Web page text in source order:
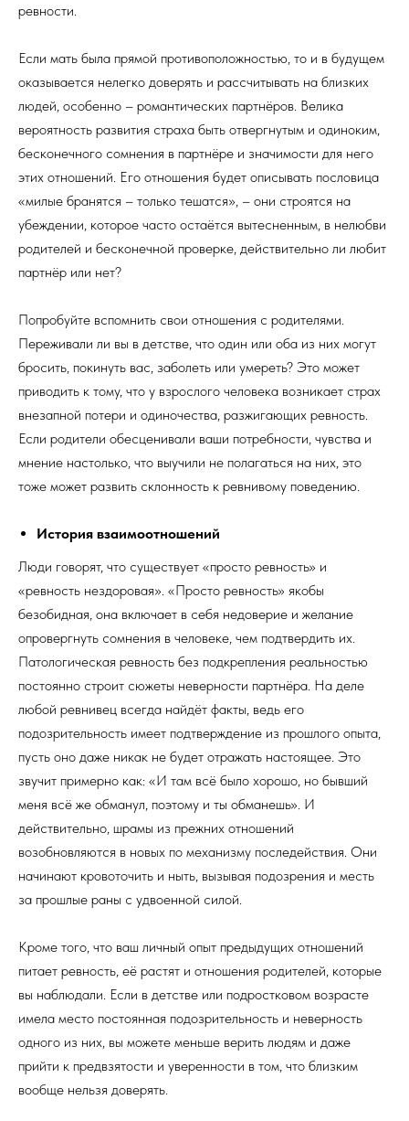
ревности.
Если мать была прямой противоположностью, то и в будущем
оказывается нелегко доверять и рассчитывать на близких
людей, особенно – романтических партнёров. Велика
вероятность развития страха быть отвергнутым и одиноким,
бесконечного сомнения в партнёре и значимости для него
этих отношений. Его отношения будет описывать пословица
«милые бранятся – только тешатся», – они строятся на
убеждении, которое часто остаётся вытесненным, в нелюбви
родителей и бесконечной проверке, действительно ли любит
партнёр или нет?
Попробуйте вспомнить свои отношения с родителями.
Переживали ли вы в детстве, что один или оба из них могут
бросить, покинуть вас, заболеть или умереть? Это может
приводить к тому, что у взрослого человека возникает страх
внезапной потери и одиночества, разжигающих ревность.
Если родители обесценивали ваши потребности, чувства и
мнение настолько, что выучили не полагаться на них, это
тоже может развить склонность к ревнивому поведению.
История взаимоотношений
Люди говорят, что существует «просто ревность» и
«ревность нездоровая». «Просто ревность» якобы
безобидная, она включает в себя недоверие и желание
опровергнуть сомнения в человеке, чем подтвердить их.
Патологическая ревность без подкрепления реальностью
постоянно строит сюжеты неверности партнёра. На деле
любой ревнивец всегда найдёт факты, ведь его
подозрительность имеет подтверждение из прошлого опыта,
пусть оно даже никак не будет отражать настоящее. Это
звучит примерно как: «И там всё было хорошо, но бывший
меня всё же обманул, поэтому и ты обманешь». И
действительно, шрамы из прежних отношений
возобновляются в новых по механизму последействия. Они
начинают кровоточить и ныть, вызывая подозрения и месть
за прошлые раны с удвоенной силой.
Кроме того, что ваш личный опыт предыдущих отношений
питает ревность, её растят и отношения родителей, которые
вы наблюдали. Если в детстве или подростковом возрасте
имела место постоянная подозрительность и неверность
одного из них, вы можете меньше верить людям и даже
прийти к предвзятости и уверенности в том, что близким
вообще нельзя доверять.